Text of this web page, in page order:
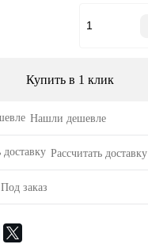
Купить в 1 клик
Нашли дешевле
Рассчитать доставку
Под заказ